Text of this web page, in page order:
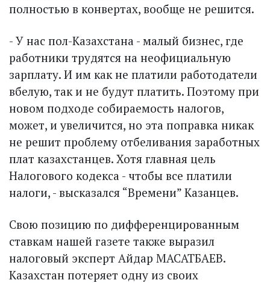
полностью в конвертах, вообще не решится.
- У нас пол-Казахстана - малый бизнес, где
работники трудятся на неофициальную
зарплату. И им как не платили работодатели
вбелую, так и не будут платить. Поэтому при
новом подходе собираемость налогов,
может, и увеличится, но эта поправка никак
не решит проблему отбеливания заработных
плат казахстанцев. Хотя главная цель
Налогового кодекса - чтобы все платили
налоги, - высказался “Времени” Казанцев.
Свою позицию по дифференцированным
ставкам нашей газете также выразил
налоговый эксперт Айдар МАСАТБАЕВ.
Казахстан потеряет одну из своих